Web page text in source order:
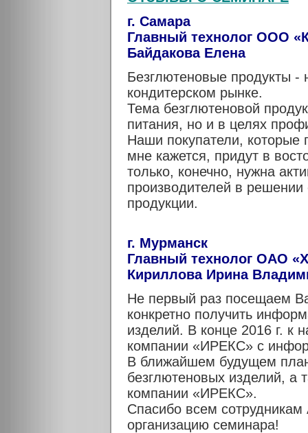
г. Самара
Главный технолог ООО
Байдакова Елена
Безглютеновые продукты
кондитерском рынке.
Тема безглютеновой
питания, но и в целях
Наши покупатели, которые
мне кажется, придут в
только, конечно, нужна
производителей в
продукции.
г. Мурманск
Главный технолог ОАО
Кириллова Ирина
Не первый раз посещаем
конкретно получить
изделий. В конце 2016 г. к
компании «ИРЕКС» с
В ближайшем будущем
безглютеновых изделий, а
компании «ИРЕКС».
Спасибо всем
организацию семинара!